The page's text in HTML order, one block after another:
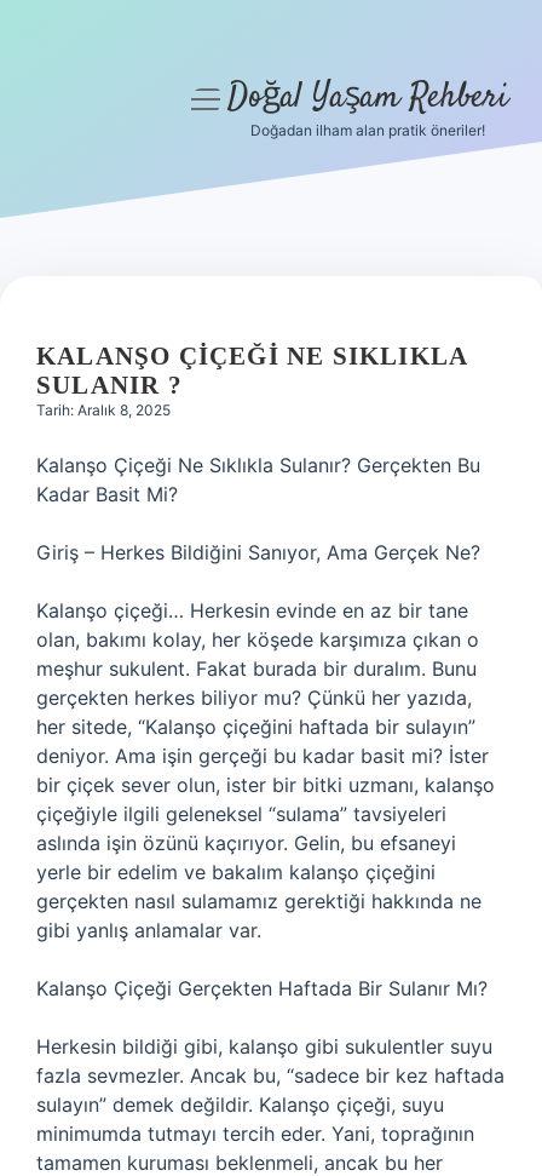
Hakkımızda
menüyüDoğal Yaşam Rehberi
Doğadan ilham alan pratik öneriler!
KALANŞO ÇIÇEĞI NE SIKLIKLA
SULANIR ?
Tarih: Aralık 8, 2025
Kalanşo Çiçeği Ne Sıklıkla Sulanır? Gerçekten Bu
Kadar Basit Mi?
Giriş – Herkes Bildiğini Sanıyor, Ama Gerçek Ne?
Kalanşo çiçeği… Herkesin evinde en az bir tane
olan, bakımı kolay, her köşede karşımıza çıkan o
meşhur sukulent. Fakat burada bir duralım. Bunu
gerçekten herkes biliyor mu? Çünkü her yazıda,
her sitede, “Kalanşo çiçeğini haftada bir sulayın”
deniyor. Ama işin gerçeği bu kadar basit mi? İster
bir çiçek sever olun, ister bir bitki uzmanı, kalanşo
çiçeğiyle ilgili geleneksel “sulama” tavsiyeleri
aslında işin özünü kaçırıyor. Gelin, bu efsaneyi
yerle bir edelim ve bakalım kalanşo çiçeğini
gerçekten nasıl sulamamız gerektiği hakkında ne
gibi yanlış anlamalar var.
Kalanşo Çiçeği Gerçekten Haftada Bir Sulanır Mı?
Herkesin bildiği gibi, kalanşo gibi sukulentler suyu
fazla sevmezler. Ancak bu, “sadece bir kez haftada
sulayın” demek değildir. Kalanşo çiçeği, suyu
minimumda tutmayı tercih eder. Yani, toprağının
tamamen kuruması beklenmeli, ancak bu her